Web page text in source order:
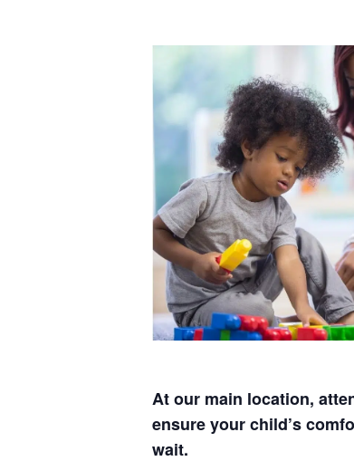
At our main location,
ensure your child’s
wait.